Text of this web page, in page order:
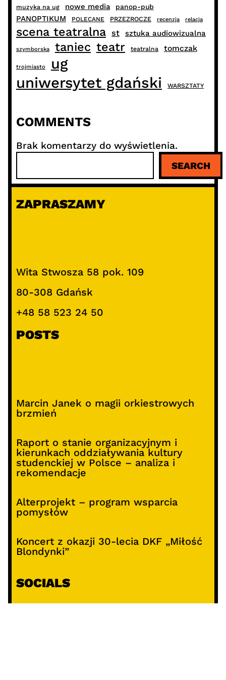
muzyka na ug nowe media panop-pub
PANOPTIKUM POLECANE PRZEZROCZE recenzja relacja
scena teatralna st sztuka audiowizualna
szymborska taniec teatr teatralna tomczak
trojmiasto
ug
uniwersytet gdański
WARSZTATY
COMMENTS
Brak komentarzy do wyświetlenia.
u
a
SEARCH
ZAPRASZAMY
Wita Stwosza 58 pok. 109
80-308 Gdańsk
+48 58 523 24 50
POSTS
Marcin Janek o magii orkiestrowych
brzmień
Raport o stanie organizacyjnym i
kierunkach oddziaływania kultury
studenckiej w Polsce – analiza i
rekomendacje
Alterprojekt – program wsparcia
pomysłów
Koncert z okazji 30-lecia DKF „Miłość
Blondynki”
SOCIALS